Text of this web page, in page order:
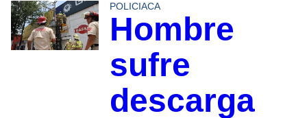
POLICIACA
Hombre
sufre
descarga